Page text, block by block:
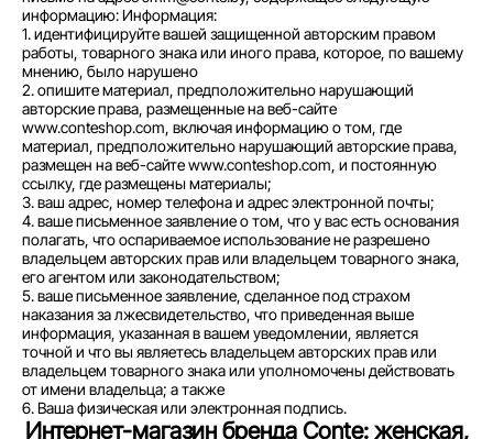
информацию: Информация:
1. идентифицируйте вашей защищенной авторским правом
работы, товарного знака или иного права, которое, по вашему
мнению, было нарушено
2. опишите материал, предположительно нарушающий
авторские права, размещенные на веб-сайте
www.conteshop.com, включая информацию о том, где
материал, предположительно нарушающий авторские права,
размещен на веб-сайте www.conteshop.com, и постоянную
ссылку, где размещены материалы;
3. ваш адрес, номер телефона и адрес электронной почты;
4. ваше письменное заявление о том, что у вас есть основания
полагать, что оспариваемое использование не разрешено
владельцем авторских прав или владельцем товарного знака,
его агентом или законодательством;
5. ваше письменное заявление, сделанное под страхом
наказания за лжесвидетельство, что приведенная выше
информация, указанная в вашем уведомлении, является
точной и что вы являетесь владельцем авторских прав или
владельцем товарного знака или уполномочены действовать
от имени владельца; а также
6. Ваша физическая или электронная подпись.
Интернет-магазин бренда Conte: женская,